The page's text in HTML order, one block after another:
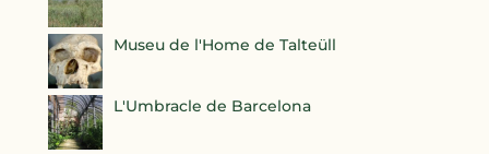
Museu de l'Home de Talteüll
L'Umbracle de Barcelona